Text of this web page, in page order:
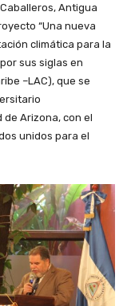
Antigua
“Una nueva
climática para la
sus siglas en
–LAC), que se
de Arizona, con el
unidos para el